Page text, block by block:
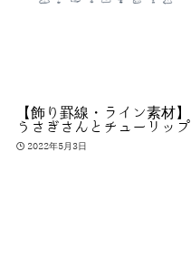
【飾り罫線・ライン素材】
うさぎさんとチューリップ
2022年5月3日